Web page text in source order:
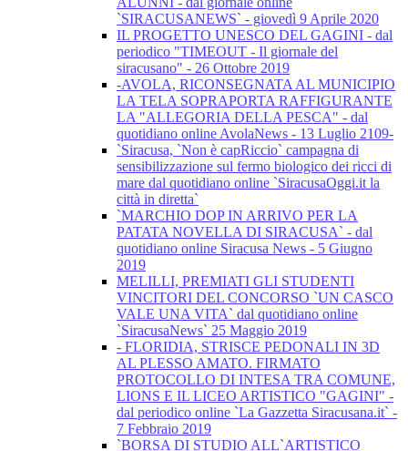
`SIRACUSANEWS` - giovedì 9 Aprile 2020
IL PROGETTO UNESCO DEL GAGINI - dal
periodico "TIMEOUT - Il giornale del
siracusano" - 26 Ottobre 2019
-AVOLA, RICONSEGNATA AL MUNICIPIO
LA TELA SOPRAPORTA RAFFIGURANTE
LA "ALLEGORIA DELLA PESCA" - dal
quotidiano online AvolaNews - 13 Luglio 2109-
`Siracusa, `Non è capRiccio` campagna di
sensibilizzazione sul fermo biologico dei ricci di
mare dal quotidiano online `SiracusaOggi.it la
città in diretta`
`MARCHIO DOP IN ARRIVO PER LA
PATATA NOVELLA DI SIRACUSA` - dal
quotidiano online Siracusa News - 5 Giugno
2019
MELILLI, PREMIATI GLI STUDENTI
VINCITORI DEL CONCORSO `UN CASCO
VALE UNA VITA` dal quotidiano online
`SiracusaNews` 25 Maggio 2019
- FLORIDIA, STRISCE PEDONALI IN 3D
AL PLESSO AMATO. FIRMATO
PROTOCOLLO DI INTESA TRA COMUNE,
LIONS E IL LICEO ARTISTICO "GAGINI" -
dal periodico online `La Gazzetta Siracusana.it` -
7 Febbraio 2019
`BORSA DI STUDIO ALL`ARTISTICO